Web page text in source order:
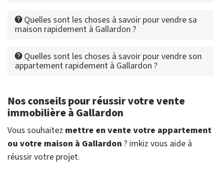
Quelles sont les choses à savoir pour vendre sa
maison rapidement à Gallardon ?
Quelles sont les choses à savoir pour vendre son
appartement rapidement à Gallardon ?
Nos conseils pour réussir votre vente
immobilière à Gallardon
Vous souhaitez mettre en vente votre appartement
ou votre maison à Gallardon ? imkiz vous aide à
réussir votre projet.